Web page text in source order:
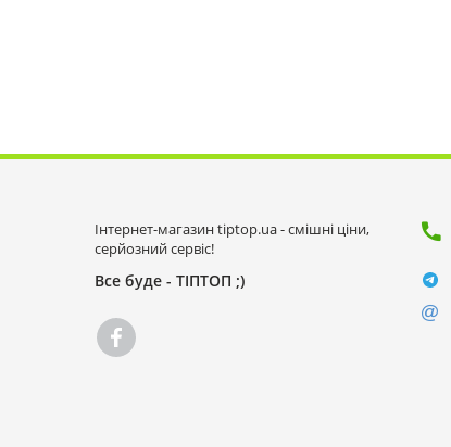
Інтернет-магазин tiptop.ua - смішні ціни,
серйозний сервіс!
Все буде - ТІПТОП ;)